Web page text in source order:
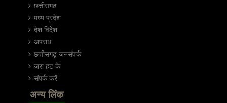
छत्तीसगढ
मध्य प्रदेश
देश विदेश
अपराध
छत्तीसगढ़ जनसंपर्क
जरा हट के
संपर्क करें
अन्य लिंक